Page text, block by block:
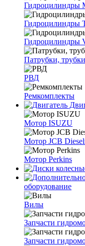
Гидроцилиндры
Гидроцилиндры
Гидроцилиндры
Патрубки, трубки
РВД
Ремкомплекты
Мотор ISUZU
Мотор JCB
Мотор Perkins
оборудование
Вилы
Запчасти
Запчасти